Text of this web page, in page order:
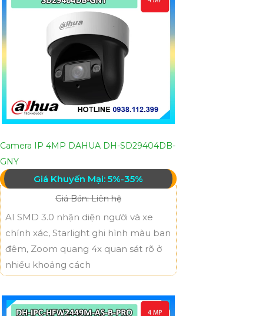
Camera IP 4MP DAHUA DH-SD29404DB-
GNY
Giá Khuyến Mại: 5%-35%
Giá Bán: Liên hệ
AI SMD 3.0 nhận diện người và xe
chính xác, Starlight ghi hình màu ban
đêm, Zoom quang 4x quan sát rõ ở
nhiều khoảng cách